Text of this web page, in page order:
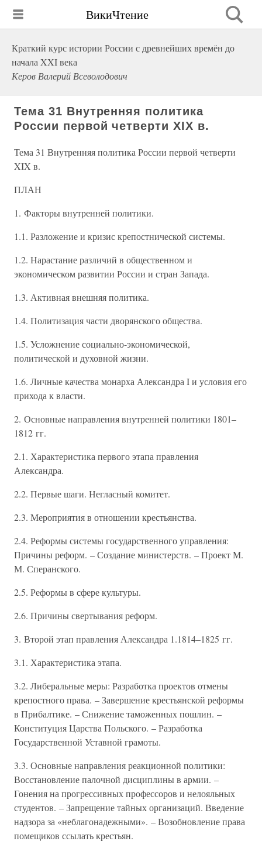
ВикиЧтение
Краткий курс истории России с древнейших времён до
начала XXI века
Керов Валерий Всеволодович
Тема 31 Внутренняя политика
России первой четверти XIX в.
Тема 31 Внутренняя политика России первой четверти
XIX в.
ПЛАН
1. Факторы внутренней политики.
1.1. Разложение и кризис крепостнической системы.
1.2. Нарастание различий в общественном и
экономическом развитии России и стран Запада.
1.3. Активная внешняя политика.
1.4. Политизация части дворянского общества.
1.5. Усложнение социально-экономической,
политической и духовной жизни.
1.6. Личные качества монарха Александра I и условия его
прихода к власти.
2. Основные направления внутренней политики 1801–
1812 гг.
2.1. Характеристика первого этапа правления
Александра.
2.2. Первые шаги. Негласный комитет.
2.3. Мероприятия в отношении крестьянства.
2.4. Реформы системы государственного управления:
Причины реформ. – Создание министерств. – Проект М.
М. Сперанского.
2.5. Реформы в сфере культуры.
2.6. Причины свертывания реформ.
3. Второй этап правления Александра 1.1814–1825 гг.
3.1. Характеристика этапа.
3.2. Либеральные меры: Разработка проектов отмены
крепостного права. – Завершение крестьянской реформы
в Прибалтике. – Снижение таможенных пошлин. –
Конституция Царства Польского. – Разработка
Государственной Уставной грамоты.
3.3. Основные направления реакционной политики:
Восстановление палочной дисциплины в армии. –
Гонения на прогрессивных профессоров и нелояльных
студентов. – Запрещение тайных организаций. Введение
надзора за «неблагонадежными». – Возобновление права
помещиков ссылать крестьян.